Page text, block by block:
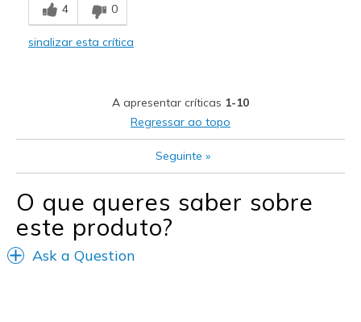
Stylish
Feels true to width
Sizing
Feels true to size
I'm Really Into Shoes
4 0
sinalizar esta crítica
A apresentar críticas 1-10
Regressar ao topo
Seguinte »
O que queres saber sobre
este produto?
Ask a Question